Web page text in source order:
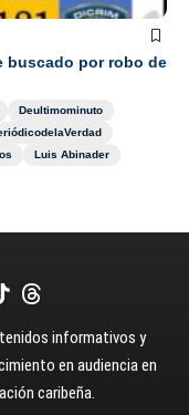
buscado por robo de
Deultimominuto
Luis Abinader
informativos y
en audiencia en
caribeña.